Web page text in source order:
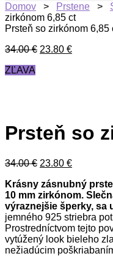
Domov > Prstene >
zirkónom 6,85 ct
Prsteň so zirkónom 6,85
34.00€ 23.80 €
ZĽAVA
Prsteň so
34.00€ 23.80 €
Krásny zásnubný
10 mm zirkónom.
výraznejšie šperky, sa
jemného 925 striebra
Prostredníctvom tejto
vytúžený look bieleho
nežiadúcim